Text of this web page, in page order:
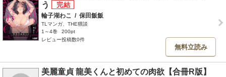
う
輪子湖わこ / 保田飯飯
TLマンガ、THE猥談
1～4巻
200pt
レビュー投稿数0件
無料立読み
美麗童貞 龍美くんと初めての肉欲【合冊R版】